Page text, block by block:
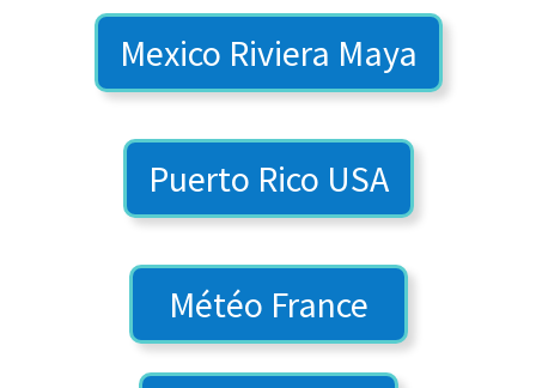
Mexico Riviera Maya
Puerto Rico USA
Météo France